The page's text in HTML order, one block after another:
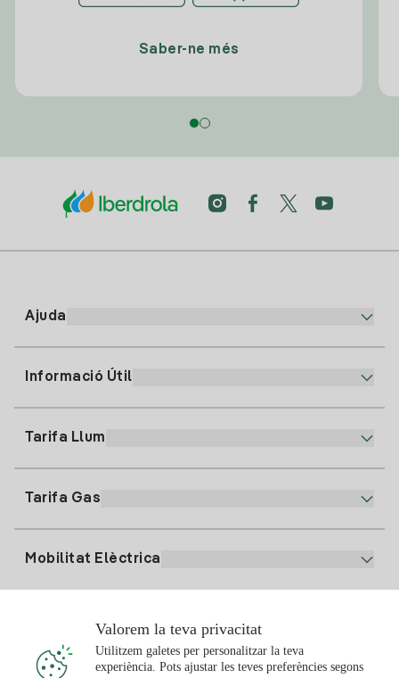
Saber-ne més
Ajuda
91 919 52 73
clientes@tuiberdrola.es
Informació Útil
Alta Gas
Tarifa Llum
Tarifa Gas
Mobilitat Elèctrica
Punts de Recàrrega
Valorem la teva privacitat
Utilitzem galetes per personalitzar la teva
experiència. Pots ajustar les teves preferències segons